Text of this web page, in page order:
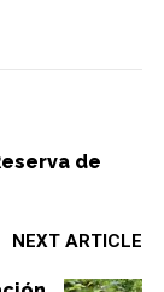
de
NEXT ARTICLE